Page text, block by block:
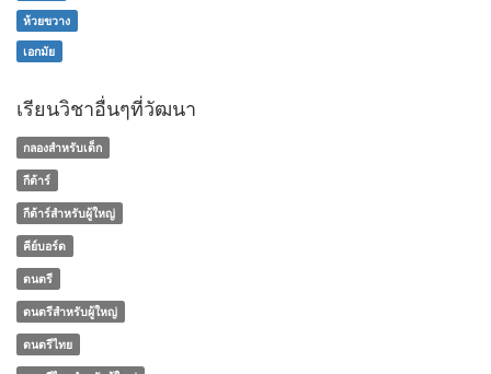
ห้วยขวาง
เอกมัย
เรียนวิชาอื่นๆที่วัฒนา
กลองสำหรับเด็ก
กีต้าร์
กีต้าร์สำหรับผู้ใหญ่
คีย์บอร์ด
ดนตรี
ดนตรีสำหรับผู้ใหญ่
ดนตรีไทย